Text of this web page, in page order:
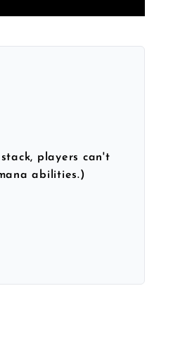
players can't
abilities.)